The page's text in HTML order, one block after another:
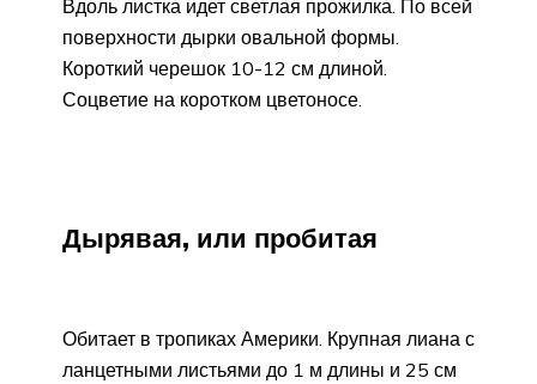
Вдоль листка идет светлая прожилка. По всей
поверхности дырки овальной формы.
Короткий черешок 10-12 см длиной.
Соцветие на коротком цветоносе.
Дырявая, или пробитая
Обитает в тропиках Америки. Крупная лиана с
ланцетными листьями до 1 м длины и 25 см